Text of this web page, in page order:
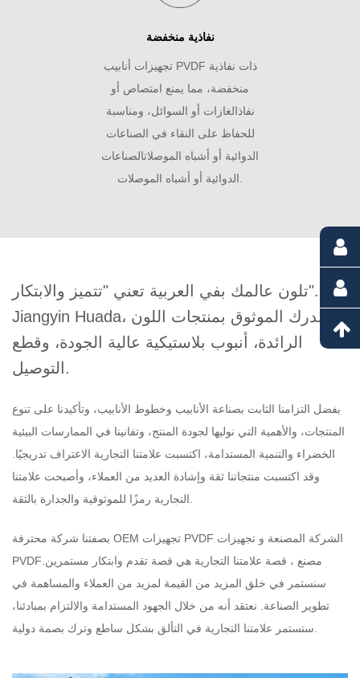
نفاذية منخفضة
تجهيزات أنابيب PVDF ذات نفاذية
منخفضة، مما يمنع امتصاص أو
نفاذالغازات أو السوائل، ومناسبة
للحفاظ على النقاء في الصناعات
الدوائية أو أشباه الموصلاتالصناعات
الدوائية أو أشباه الموصلات.
تلون عالمك بفي العربية تعني "تتميز والابتكار". -
Jiangyin Huada، مصدرك الموثوق بمنتجات اللون
الرائدة، أنبوب بلاستيكية عالية الجودة، وقطع
التوصيل.
بفضل التزامنا الثابت بصناعة الأنابيب وخطوط الأنابيب، وتأكيدنا على تنوع
المنتجات، والأهمية التي نوليها لجودة المنتج، وتفانينا في الممارسات البيئية
الخضراء والتنمية المستدامة، اكتسبت علامتنا التجارية الاعتراف تدريجيًا.
وقد اكتسبت منتجاتنا ثقة وإشادة العديد من العملاء، وأصبحت علامتنا
التجارية رمزًا للموثوقية والجدارة بالثقة.
OEM تجهيزات PVDF الشركة المصنعة و تجهيزات
PVDFمصنع ، قصة علامتنا التجارية هي قصة تقدم وابتكار مستمرين.
سنستمر في خلق المزيد من القيمة لمزيد من العملاء والمساهمة في
تطوير الصناعة. نعتقد أنه من خلال الجهود المستدامة والالتزام بمبادئنا،
ستستمر علامتنا التجارية في التألق بشكل ساطع وترك بصمة دولية.